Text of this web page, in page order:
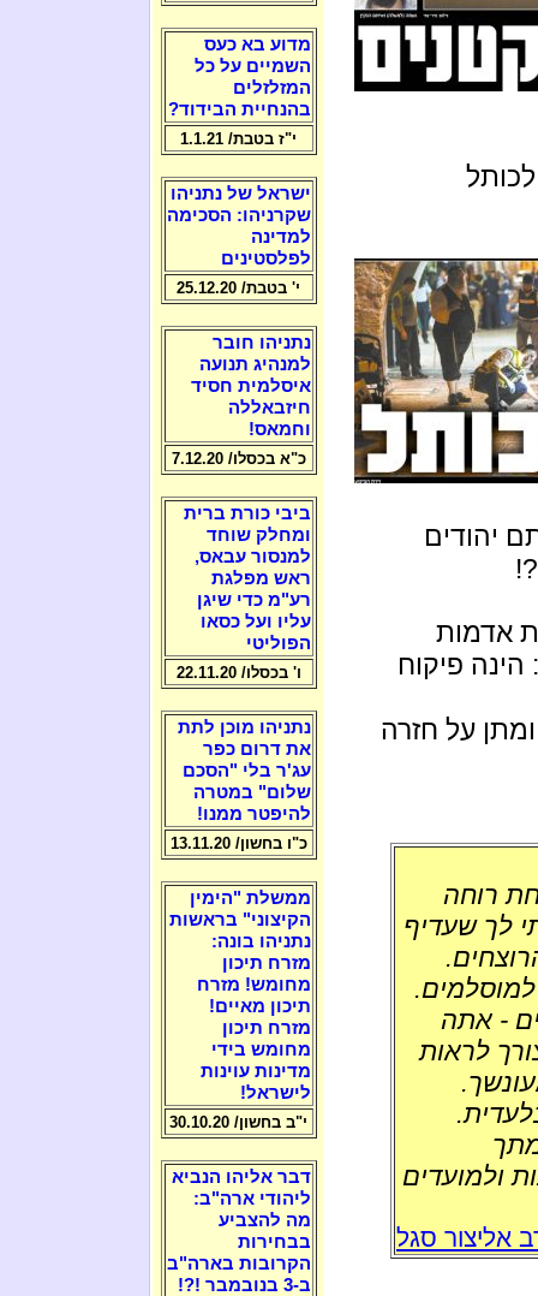
יהודים
אדמות
פיקוח
על חזרה
רוחה
לך שעדיף
- אתה
לראות
ולמועדים
אליצור סגל
מדוע בא כעס
השמיים על כל
המזלזלים
בהנחיית הבידוד?
י"ז בטבת/ 1.1.21
ישראל של נתניהו
שקרניהו: הסכימה
למדינה
לפלסטינים
י' בטבת/ 25.12.20
נתניהו חובר
למנהיג תנועה
איסלמית חסיד
חיזבאללה
וחמאס!
כ"א בכסלו/ 7.12.20
ביבי כורת ברית
ומחלק שוחד
למנסור עבאס,
ראש מפלגת
רע"מ כדי שיגן
עליו ועל כסאו
הפוליטי
ו' בכסלו/ 22.11.20
נתניהו מוכן לתת
את דרום כפר
עג'ר בלי "הסכם
שלום" במטרה
להיפטר ממנו!
כ"ו בחשון/ 13.11.20
ממשלת "הימין
הקיצוני" בראשות
נתניהו בונה:
מזרח תיכון
מחומש! מזרח
תיכון מאיים!
מזרח תיכון
מחומש בידי
מדינות עוינות
לישראל!
י"ב בחשון/ 30.10.20
דבר אליהו הנביא
ליהודי ארה"ב:
מה להצביע
בבחירות
הקרובות בארה"ב
ב-3 בנובמבר !?!